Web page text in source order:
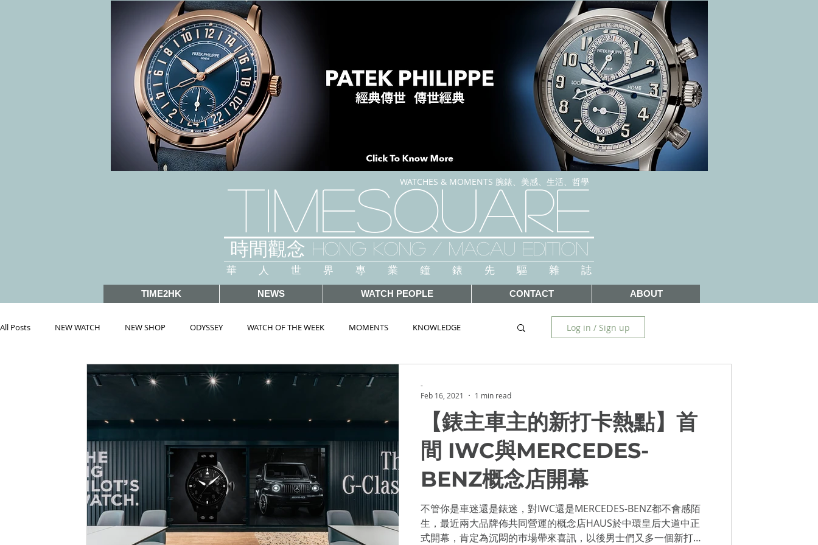
TimeSquare
WATCHES & MOMENTS 腕錶、美感、生活、哲學
時間觀念 HONG KONG / macau EDITION
華 人 世 界 專 業 鐘 錶 先 驅 雜 誌
TIME2HK NEWS WATCH PEOPLE CONTACT ABOUT
All Posts NEW WATCH NEW SHOP ODYSSEY WATCH OF THE WEEK MOMENTS KNOWLEDGE
MEET THE VIP WATCH PEOPLE HOT TAG AUCTIONS
戲語名錶 101 Famous Watch in Movies SIHH2019 BASELWORLD 2019 SIHH2018 BASEL2018
SIHH2017 BASELWORLD2017 BASELWORLD 2016 SIHH2016 CLASSIC 101
JEWELRY Gadget News Watches & Wonders 2020 HOT TOPIC
Log in / Sign up
【錶主車主的新打卡熱點】首
間 IWC與MERCEDES-
BENZ概念店開幕
不管你是車迷還是錶迷，對IWC還是MERCEDES-BENZ都不會感陌
生，最近兩大品牌佈共同營運的概念店HAUS於中環皇后大道中正
式開幕，肯定為沉悶的巿場帶來喜訊，以後男士們又多一個新打卡
-
Feb 16, 2021
1 min read